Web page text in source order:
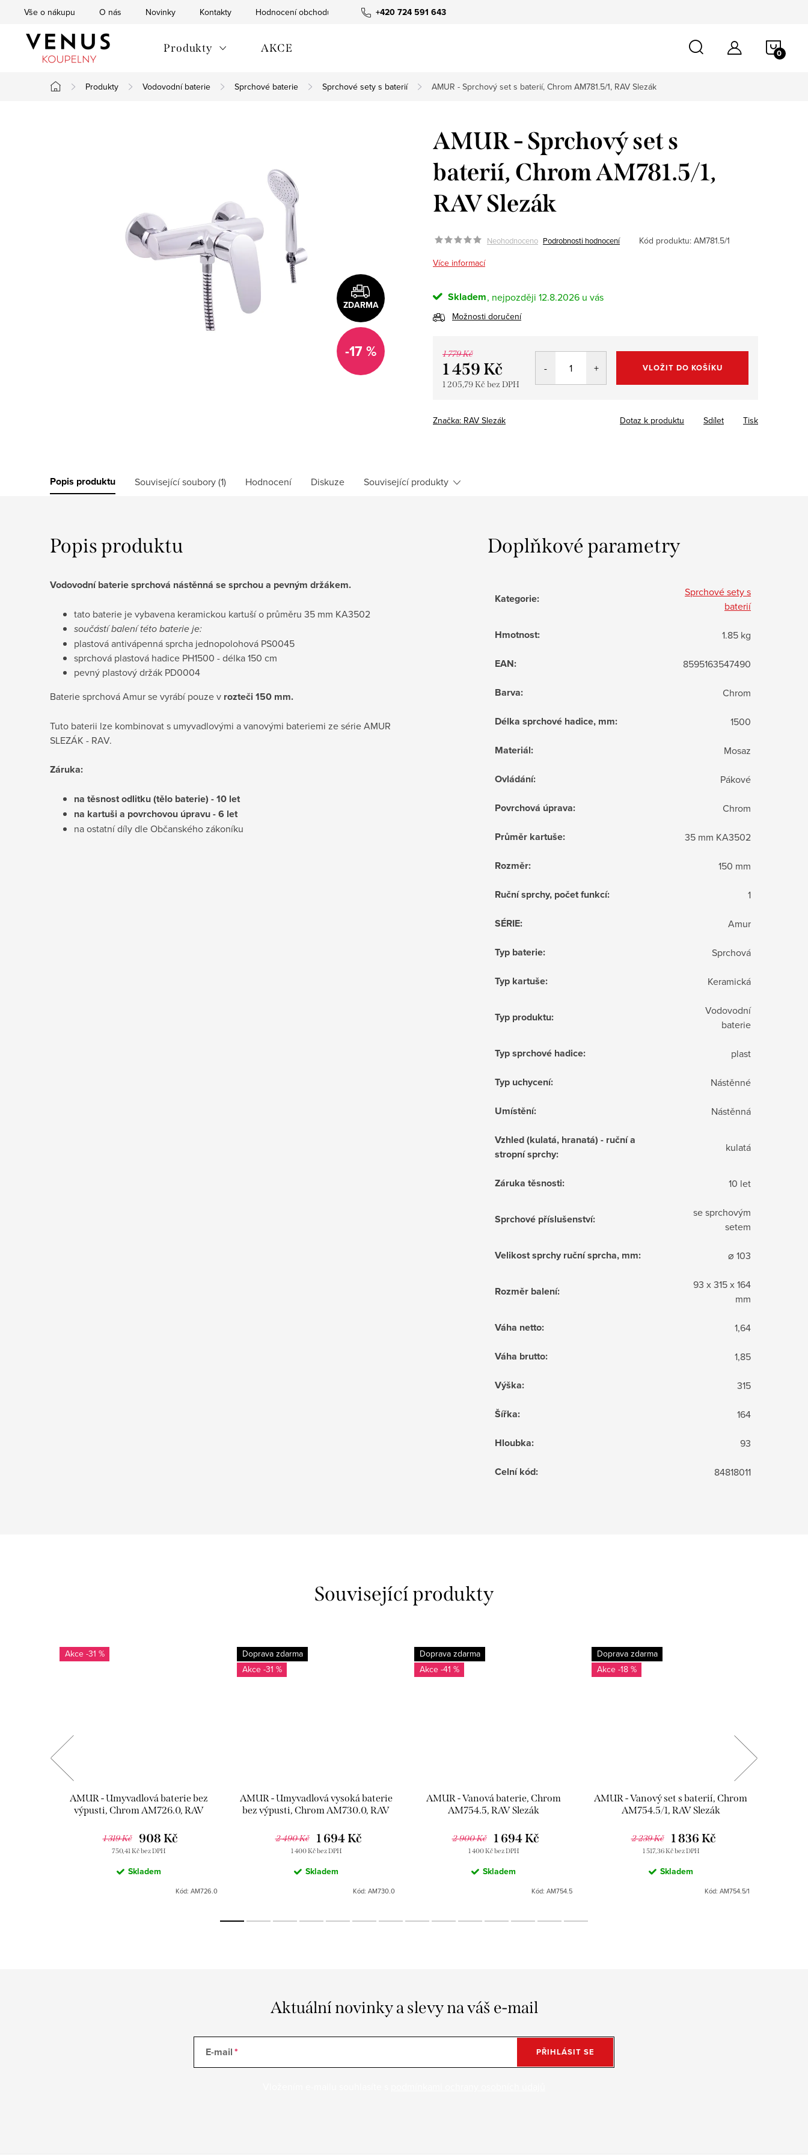
+420 724 591 643
Vše o nákupu O nás Novinky Kontakty Hodnocení obchodu
Produkty AKCE
Domů
Produkty Vodovodní baterie Sprchové baterie Sprchové sety s baterií AMUR - Sprchový set s baterií, Chrom AM781.5/1, RAV Slezák
ZDARMA
-17 %
AMUR - Sprchový set s
baterií, Chrom AM781.5/1,
RAV Slezák
Neohodnoceno Podrobnosti hodnocení Kód produktu: AM781.5/1
Více informací
Skladem 12.8.2026
Možnosti doručení
1 779 Kč
1 459 Kč
1 205,79 Kč bez DPH
VLOŽIT DO KOŠÍKU
Značka: RAV Slezák Tisk
Dotaz k produktu Sdílet
Popis produktu Související soubory (1) Hodnocení Diskuze Související produkty
Popis produktu
Vodovodní baterie sprchová nástěnná se sprchou a pevným držákem.
tato baterie je vybavena keramickou kartuší o průměru 35 mm KA3502
součástí balení této baterie je:
plastová antivápenná sprcha jednopolohová PS0045
sprchová plastová hadice PH1500 - délka 150 cm
pevný plastový držák PD0004
Baterie sprchová Amur se vyrábí pouze v rozteči 150 mm.
Tuto baterii lze kombinovat s umyvadlovými a vanovými bateriemi ze sérieAMUR
SLEZÁK - RAV.
Záruka:
na těsnost odlitku (tělo baterie) - 10 let
na kartuši a povrchovou úpravu - 6 let
na ostatní díly dle Občanského zákoníku
Doplňkové parametry
Kategorie:
Sprchové sety s
baterií
Hmotnost: 1.85 kg
EAN: 8595163547490
Barva: Chrom
Délka sprchové hadice, mm: 1500
Materiál: Mosaz
Ovládání: Pákové
Povrchová úprava: Chrom
Průměr kartuše: 35 mm KA3502
Rozměr: 150 mm
Ruční sprchy, počet funkcí: 1
SÉRIE: Amur
Typ baterie: Sprchová
Typ kartuše: Keramická
Typ produktu:
Vodovodní
baterie
Typ sprchové hadice: plast
Typ uchycení: Nástěnné
Umístění: Nástěnná
Vzhled (kulatá, hranatá) - ruční a
stropní sprchy: kulatá
Záruka těsnosti: 10 let
Sprchové příslušenství:
se sprchovým
setem
Velikost sprchy ruční sprcha, mm: ⌀ 103
Rozměr balení:
93 x 315 x 164
mm
Váha netto: 1,64
Váha brutto: 1,85
Výška: 315
Šířka: 164
Hloubka: 93
Celní kód: 84818011
Související produkty
-31 %
AMUR - Umyvadlová baterie bez
výpusti, Chrom AM726.0, RAV
1 319 Kč
750,41 Kč bez DPH
908 Kč
Skladem
Kód: AM726.0
Doprava zdarma
-31 %
AMUR - Umyvadlová vysoká baterie
bez výpusti, Chrom AM730.0, RAV
2 490 Kč
1 400 Kč bez DPH
1 694 Kč
Skladem
Kód: AM730.0
Doprava zdarma
-41 %
AMUR - Vanová baterie, Chrom
AM754.5, RAV Slezák
2 900 Kč
1 400 Kč bez DPH
1 694 Kč
Skladem
Kód: AM754.5
Doprava zdarma
-18 %
AMUR - Vanový set s baterií, Chrom
AM754.5/1, RAV Slezák
2 239 Kč
1 517,36 Kč bez DPH
1 836 Kč
Skladem
Kód: AM754.5/1
Aktuální novinky a slevy na váš e-mail
E-mail PŘIHLÁSIT SE